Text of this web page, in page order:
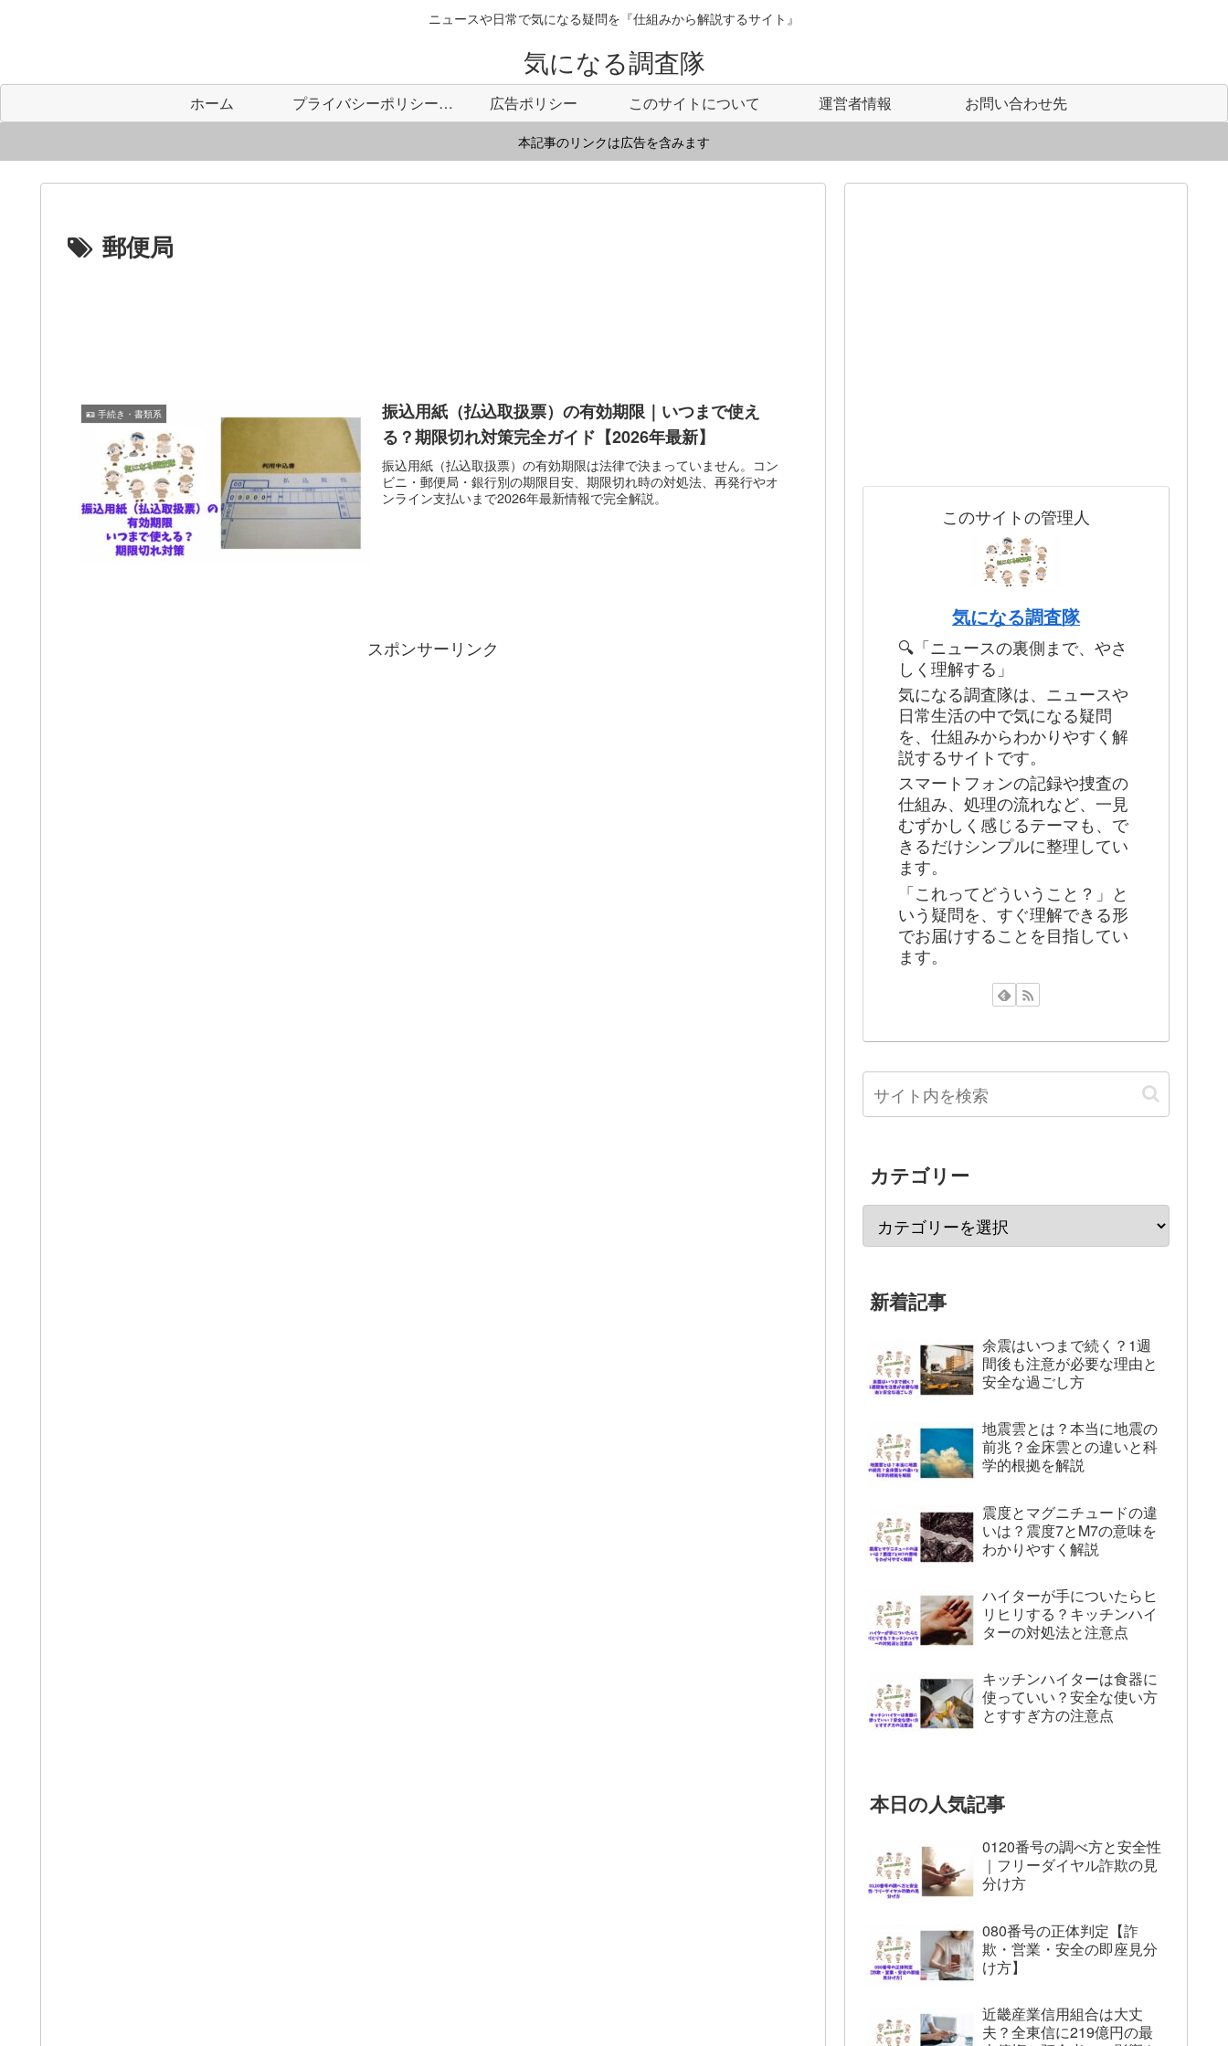
ニュースや日常で気になる疑問を『仕組みから解説するサイト』
気になる調査隊
ホーム プライバシーポリシー・免責事項 広告ポリシー このサイトについて 運営者情報 お問い合わせ先
本記事のリンクは広告を含みます
郵便局
🪪 手続き・書類系
振込用紙（払込取扱票）の有効期限｜いつまで使え
る？期限切れ対策完全ガイド【2026年最新】
振込用紙（払込取扱票）の有効期限は法律で決まっていません。コン
ビニ・郵便局・銀行別の期限目安、期限切れ時の対処法、再発行やオ
ンライン支払いまで2026年最新情報で完全解説。
スポンサーリンク
このサイトの管理人
気になる調査隊
🔍「ニュースの裏側まで、やさ
しく理解する」
気になる調査隊は、ニュースや
日常生活の中で気になる疑問
を、仕組みからわかりやすく解
説するサイトです。
スマートフォンの記録や捜査の
仕組み、処理の流れなど、一見
むずかしく感じるテーマも、で
きるだけシンプルに整理してい
ます。
「これってどういうこと？」と
いう疑問を、すぐ理解できる形
でお届けすることを目指してい
ます。
カテゴリー
新着記事
余震はいつまで続く？1週
間後も注意が必要な理由と
安全な過ごし方
地震雲とは？本当に地震の
前兆？金床雲との違いと科
学的根拠を解説
震度とマグニチュードの違
いは？震度7とM7の意味を
わかりやすく解説
ハイターが手についたらヒ
リヒリする？キッチンハイ
ターの対処法と注意点
キッチンハイターは食器に
使っていい？安全な使い方
とすすぎ方の注意点
本日の人気記事
0120番号の調べ方と安全性
｜フリーダイヤル詐欺の見
分け方
080番号の正体判定【詐
欺・営業・安全の即座見分
け方】
近畿産業信用組合は大丈
夫？全東信に219億円の最